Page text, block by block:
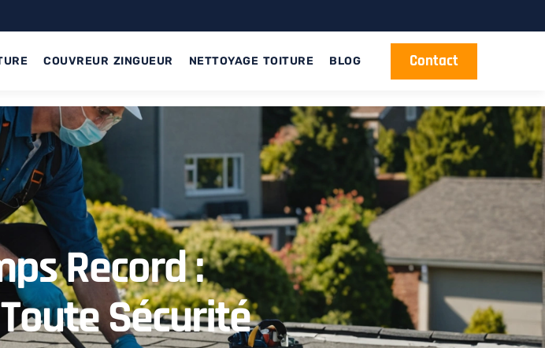
COUVREUR ZINGUEUR NETTOYAGE TOITURE BLOG Contact
Record :
Sécurité